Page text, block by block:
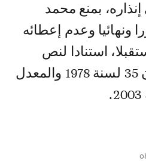
بمنع محمد
ونهائيا وعدم إعطائه
استنادا لنص
المادة 40 من القانون 35 لسنة 1978 والمعدل